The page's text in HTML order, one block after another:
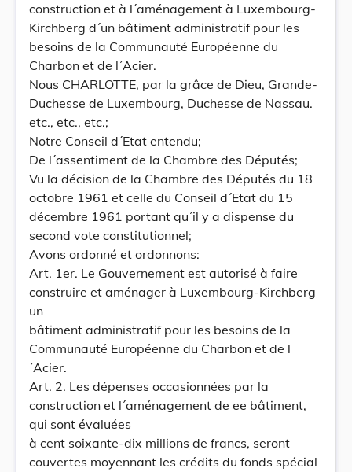
construction et à l´aménagement à Luxembourg-
Kirchberg d´un bâtiment administratif pour les
besoins de la Communauté Européenne du
Charbon et de l´Acier.
Nous CHARLOTTE, par la grâce de Dieu, Grande-
Duchesse de Luxembourg, Duchesse de Nassau.
etc., etc., etc.;
Notre Conseil d´Etat entendu;
De l´assentiment de la Chambre des Députés;
Vu la décision de la Chambre des Députés du 18
octobre 1961 et celle du Conseil d´Etat du 15
décembre 1961 portant qu´il y a dispense du
second vote constitutionnel;
Avons ordonné et ordonnons:
Art. 1er. Le Gouvernement est autorisé à faire
construire et aménager à Luxembourg-Kirchberg
un
bâtiment administratif pour les besoins de la
Communauté Européenne du Charbon et de l
´Acier.
Art. 2. Les dépenses occasionnées par la
construction et l´aménagement de ee bâtiment,
qui sont évaluées
à cent soixante-dix millions de francs, seront
couvertes moyennant les crédits du fonds spécial